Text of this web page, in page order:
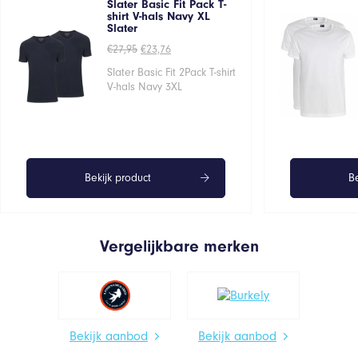
Slater Basic Fit Pack T-
shirt V-hals Navy XL
Slater
€27,95 Oorspronkelijke
was:
€27,95.
€23,76Huidige
is:
€23,76.
Slater Basic Fit 2Pack T-shirt
V-hals Navy 3XL
Bekijk product
Vergelijkbare merken
Bekijk aanbod Bekijk aanbod